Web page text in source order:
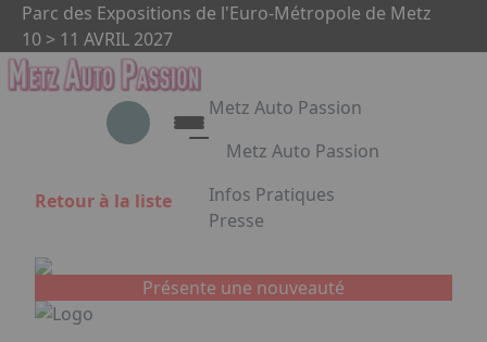
Aller au contenu principal
Parc des Expositions de l'Euro-Métropole de Metz
10 > 11 AVRIL 2027
Metz Auto Passion
Metz Auto Passion
Le rendez-vous des passionnés
d'automobile
Partenaires
Infos Pratiques
Presse
Retour à la liste
Présente une nouveauté
Panneau de gestion des cookies